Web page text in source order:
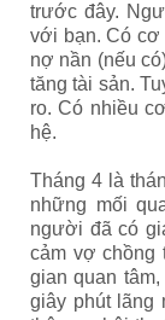
trước đây.
với bạn. Có cơ
nợ nần (nếu
tăng tài sản.
ro. Có nhiều
hệ.
Tháng 4 là
những mối
người đã có
cảm vợ chồng
gian quan
giây phút lãng